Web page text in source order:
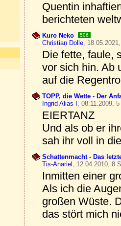
Quentin
berichteten
Kuro Neko 506
Christian Dolle,
Die fette, faule,
vor sich hin. Ab
auf die
TOPP, die Wette - Der
Ingrid Alias I , 08.11.2009,
EIERTANZ
Und als ob er
sah ihr voll in
Schattenmacht - Das
Tis-Anariel , 12.04.2010, 8
Inmitten einer
Als ich die
großen Wüste.
das stört mich